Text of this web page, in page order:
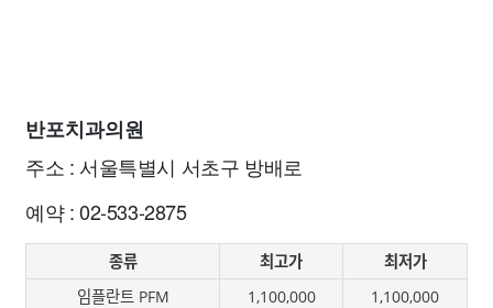
반포치과의원
주소 : 서울특별시 서초구 방배로
예약 : 02-533-2875
종류 최고가
최저가
임플란트 PFM
1,100,000
1,100,000